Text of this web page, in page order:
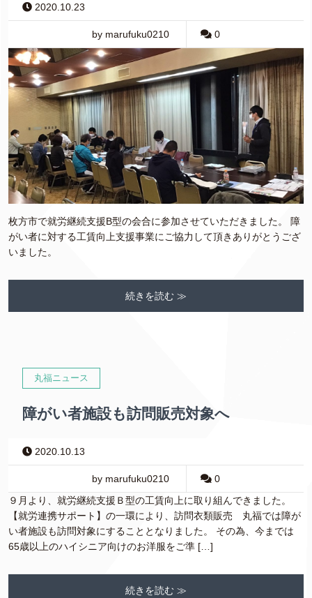
2020.10.23
by marufuku0210 0
枚方市で就労継続支援B型の会合に参加させていただきました。 障
がい者に対する工賃向上支援事業にご協力して頂きありがとうござ
いました。
続きを読む ≫
丸福ニュース
障がい者施設も訪問販売対象へ
2020.10.13
by marufuku0210
0
９月より、就労継続支援Ｂ型の工賃向上に取り組んできました。
【就労連携サポート】の一環により、訪問衣類販売 丸福では障が
い者施設も訪問対象にすることとなりました。 その為、今までは
65歳以上のハイシニア向けのお洋服をご準 […]
続きを読む ≫